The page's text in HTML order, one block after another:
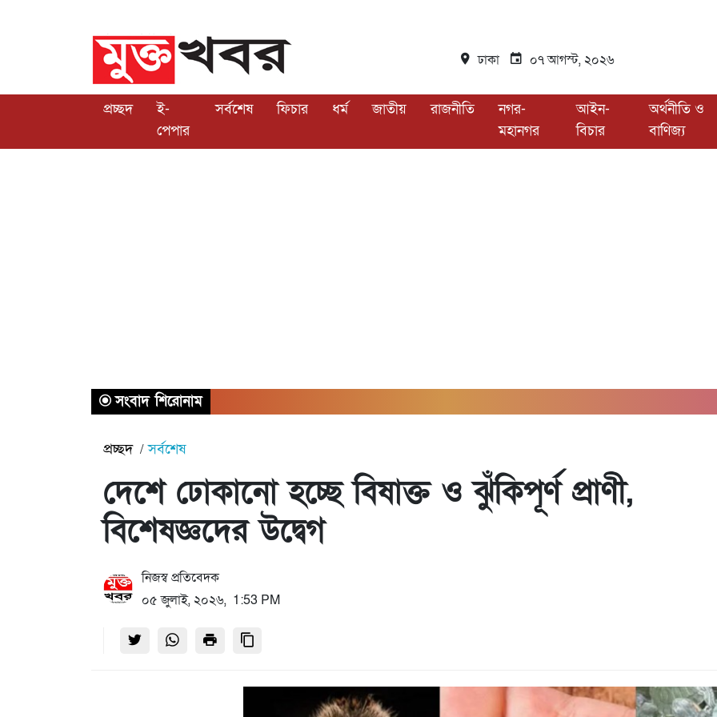
ঢাকা ০৭ আগস্ট, ২০২৬
প্রচ্ছদ
ই-
পেপার
সর্বশেষ ফিচার ধর্ম জাতীয় রাজনীতি
নগর-
মহানগর
আইন-
বিচার
অর্থনীতি ও
বাণিজ্য
সংবাদ শিরোনাম
প্রচ্ছদ সর্বশেষ
দেশে ঢোকানো হচ্ছে বিষাক্ত ও ঝুঁকিপূর্ণ প্রাণী,
বিশেষজ্ঞদের উদ্বেগ
নিজস্ব প্রতিবেদক
০৫ জুলাই, ২০২৬, 1:53 PM